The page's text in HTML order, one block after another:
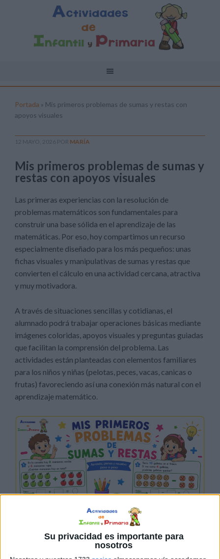
Su privacidad es importante para
nosotros
Portada » Mis primeros problemas de sumas y restas con
apoyos visuales
12 MAYO, 2026 POR MARÍA
Mis primeros problemas de sumas y
restas con apoyos visuales
Las primeras experiencias con la resolución de
problemas matemáticos son fundamentales para
construir una base sólida en el aprendizaje de las
matemáticas. Por eso, hoy compartimos un recurso
especialmente diseñado para los más pequeños: unas
fichas visuales y manipulativas de sumas y restas que
convierten el cálculo en una actividad cercana, atractiva
y muy motivadora.
A través de situaciones sencillas y cotidianas, el
alumnado podrá trabajar operaciones básicas mediante
imágenes coloridas, apoyos visuales y preguntas guiadas
que facilitan la comprensión del problema. Las
actividades están planteadas con elementos familiares
para los niños y niñas (pelotas, peces, vacas, canicas o
frutas) favoreciendo así una conexión más natural con el
aprendizaje matemático.
DESCARGAR EN PDF